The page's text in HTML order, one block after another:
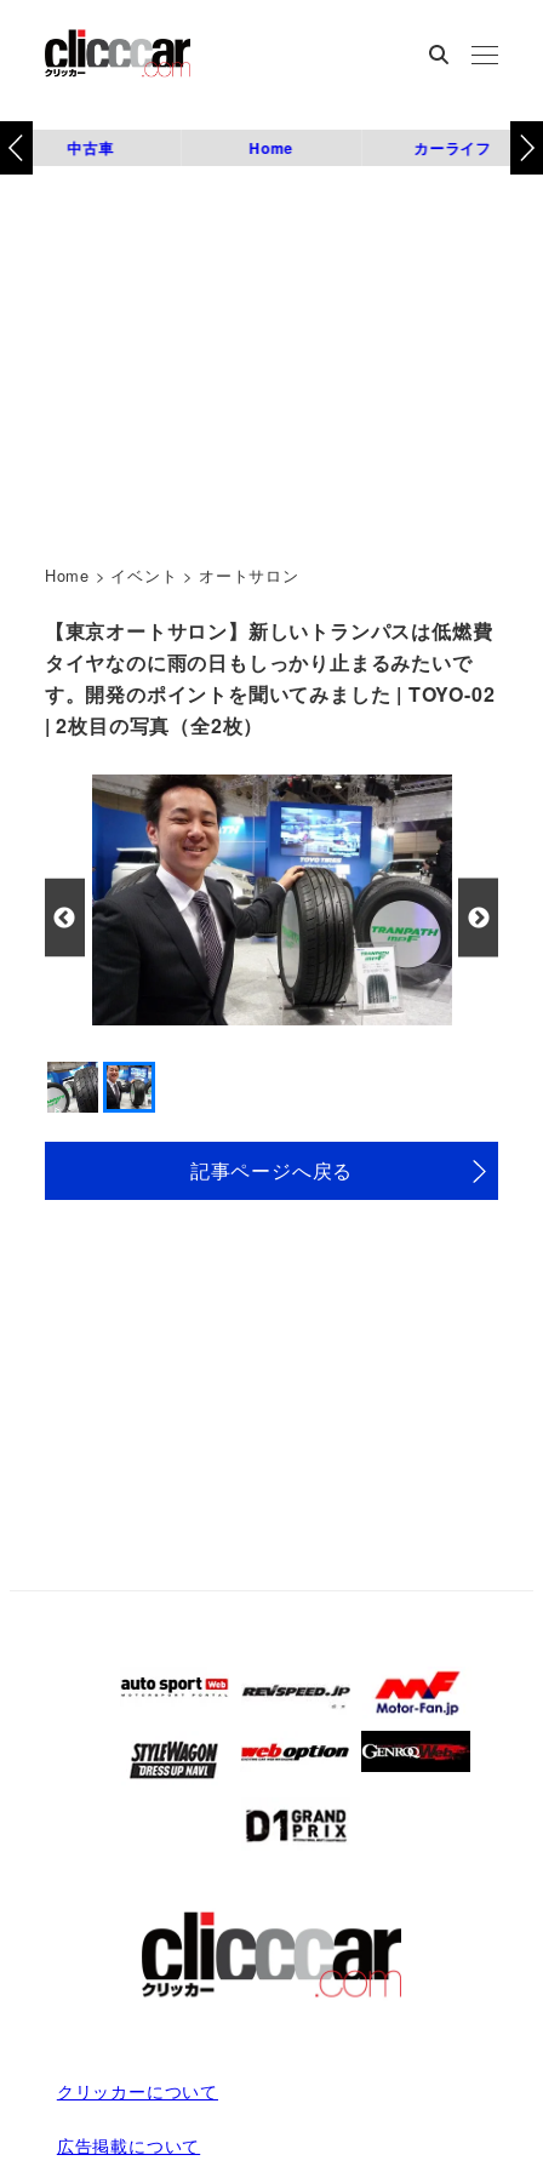
中古車 Home カーライフ
Home > イベント > オートサロン
【東京オートサロン】新しいトランパスは低燃費
タイヤなのに雨の日もしっかり止まるみたいで
す。開発のポイントを聞いてみました | TOYO-02
| 2枚目の写真（全2枚）
記事ページへ戻る
クリッカーについて
広告掲載について